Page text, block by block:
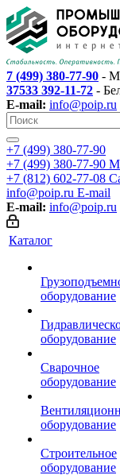
7 (499) 380-77-90 -
37533 392-11-72 -
E-mail: info@poip.ru
+7 (499) 380-77-90
+7 (499) 380-77-90
+7 (812) 602-77-08
info@poip.ru E-mail
E-mail: info@poip.ru
Каталог
оборудование
оборудование
Сварочное
оборудование
оборудование
Строительное
оборудование